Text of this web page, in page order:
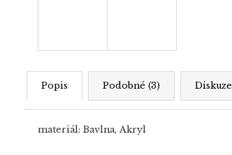
Popis Podobné (3) Diskuze
materiál: Bavlna, Akryl